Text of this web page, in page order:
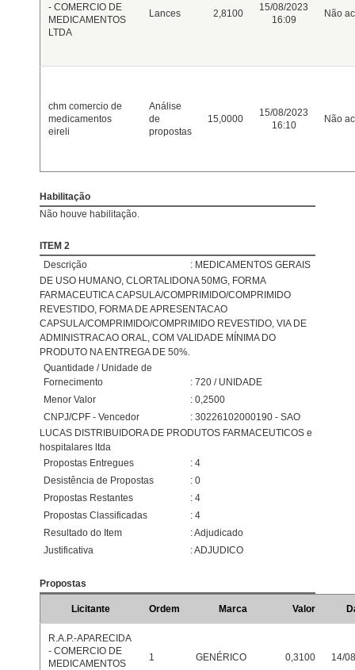
- COMERCIO DE
MEDICAMENTOS
LTDA
Lances 2,8100
15/08/2023
16:09
Não
chm comercio de
medicamentos
eireli
Análise
de
propostas
15,0000
15/08/2023
16:10
Não
Habilitação
Não houve habilitação.
ITEM 2
Descrição
: MEDICAMENTOS GERAIS
DE USO HUMANO, CLORTALIDONA 50MG, FORMA
FARMACEUTICA CAPSULA/COMPRIMIDO/COMPRIMIDO
REVESTIDO, FORMA DE APRESENTACAO
CAPSULA/COMPRIMIDO/COMPRIMIDO REVESTIDO, VIA DE
ADMINISTRACAO ORAL, COM VALIDADE MÍNIMA DO
PRODUTO NA ENTREGA DE 50%.
Quantidade / Unidade de
Fornecimento
: 720 / UNIDADE
Menor Valor
: 0,2500
CNPJ/CPF - Vencedor
: 30226102000190 - SAO
LUCAS DISTRIBUIDORA DE PRODUTOS FARMACEUTICOS e
hospitalares ltda
Propostas Entregues
: 4
Desistência de Propostas
: 0
Propostas Restantes
: 4
Propostas Classificadas
: 4
Resultado do Item
: Adjudicado
Justificativa
: ADJUDICO
Propostas
Licitante Ordem Marca Valor
R.A.P.-APARECIDA
- COMERCIO DE
MEDICAMENTOS
1 GENÉRICO 0,3100 14/